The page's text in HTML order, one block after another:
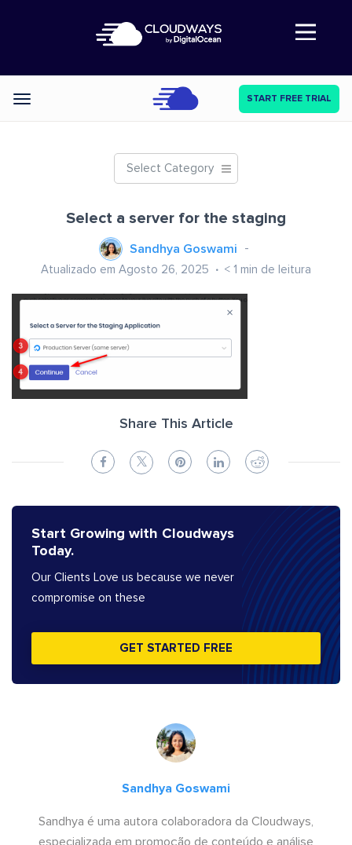
Abre a navegação
Categories START FREE TRIAL
Select Category
Select a server for the staging
Sandhya Goswami
Atualizado em Agosto 26, 2025 < 1 min de leitura
Share This Article
Start Growing with Cloudways
Today.
Our Clients Love us because we never
compromise on these
GET STARTED FREE
Sandhya Goswami
Sandhya é uma autora colaboradora da Cloudways,
especializada em promoção de conteúdo e análise